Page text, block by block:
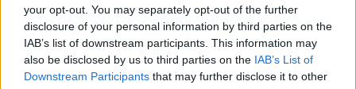
your opt-out. You may separately opt-out of the further
disclosure of your personal information by third parties on the
IAB’s list of downstream participants. This information may
also be disclosed by us to third parties on the IAB’s List of
Downstream Participants that may further disclose it to other
Susanna Cardinale
Susanna Cardinale ha ritrovato una serie di
lettere d'epoca nel fondo parrocchiale di
Verona, fonte di un approfondimento sulla